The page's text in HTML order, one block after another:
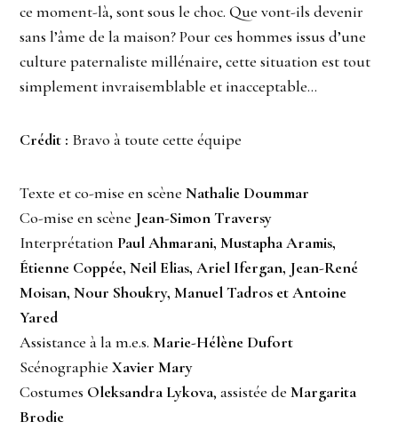
ce moment-là, sont sous le choc. Que vont-ils devenir
sans l’âme de la maison? Pour ces hommes issus d’une
culture paternaliste millénaire, cette situation est tout
simplement invraisemblable et inacceptable…
Crédit : Bravo à toute cette équipe
Texte et co-mise en scèneNathalie Doummar
Co-mise en scène Jean-Simon Traversy
Interprétation Paul Ahmarani, Mustapha Aramis,
Étienne Coppée, Neil Elias, Ariel Ifergan, Jean-René
Moisan, Nour Shoukry, Manuel Tadros et Antoine
Yared
Assistance à la m.e.s.Marie-Hélène Dufort
ScénographieXavier Mary
Costumes Oleksandra Lykova, assistée deMargarita
Brodie